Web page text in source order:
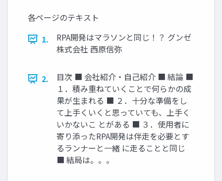
各ページのテキスト
1.
RPA開発はマラソンと同じ！？ グンゼ
株式会社 西原信弥
2.
目次 ■ 会社紹介・自己紹介 ■ 結論 ■
１．積み重ねていくことで何らかの成
果が生まれる ■ ２．十分な準備をし
て上手くいくと思っていても、上手く
いかないこ とがある ■ ３．使用者に
寄り添ったRPA開発は伴走を必要とす
るランナーと一緒 に走ることと同じ
■ 結局は。。。